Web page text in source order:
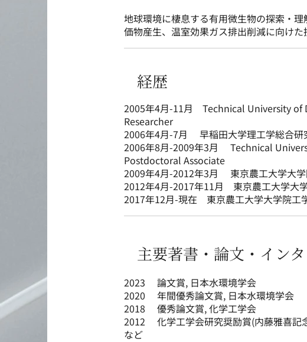
地球環境に棲息する有用微生物の探索・
価物産生、温室効果ガス排出削減に向けた
経歴
2005年4月-11月 Technical University
Researcher
2006年4月-7月 早稲田大学理工学総合
2006年8月-2009年3月 Technical
Postdoctoral Associate
2009年4月-2012年3月 東京農工大学大
2012年4月-2017年11月 東京農工大学大
2017年12月-現在 東京農工大学大学院
主要著書・論文・イン
2023 論文賞, 日本水環境学会
2020 年間優秀論文賞, 日本水環境学会
2018 優秀論文賞, 化学工学会
2012 化学工学会研究奨励賞(内藤雅喜記
など